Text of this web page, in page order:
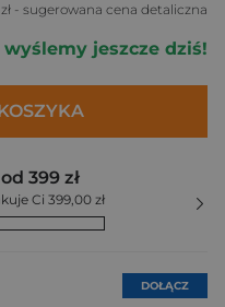
- sugerowana cena detaliczna
jeszcze dziś!
399 zł
Ci 399,00 zł
DOŁĄCZ